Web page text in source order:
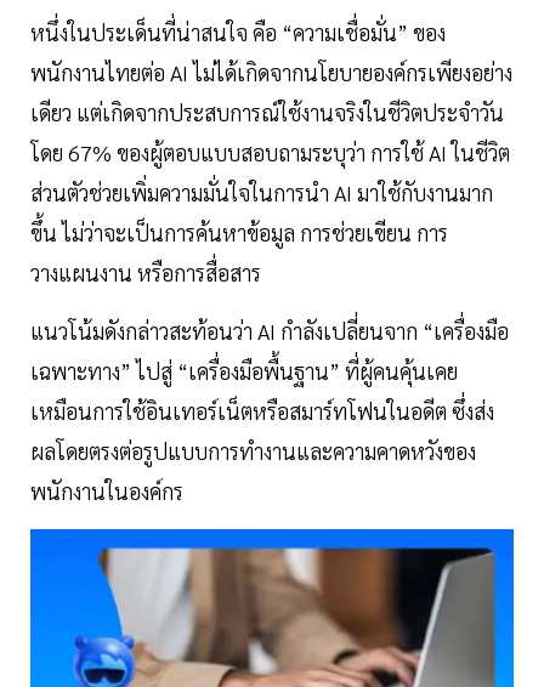
หนึ่งในประเด็นที่น่าสนใจ คือ “ความเชื่อมั่น” ของ
พนักงานไทยต่อ AI ไม่ได้เกิดจากนโยบายองค์กรเพียงอย่าง
เดียว แต่เกิดจากประสบการณ์ใช้งานจริงในชีวิตประจำวัน
โดย 67% ของผู้ตอบแบบสอบถามระบุว่า การใช้ AI ในชีวิต
ส่วนตัวช่วยเพิ่มความมั่นใจในการนำ AI มาใช้กับงานมาก
ขึ้น ไม่ว่าจะเป็นการค้นหาข้อมูล การช่วยเขียน การ
วางแผนงาน หรือการสื่อสาร
แนวโน้มดังกล่าวสะท้อนว่า AI กำลังเปลี่ยนจาก “เครื่องมือ
เฉพาะทาง” ไปสู่ “เครื่องมือพื้นฐาน” ที่ผู้คนคุ้นเคย
เหมือนการใช้อินเทอร์เน็ตหรือสมาร์ทโฟนในอดีต ซึ่งส่ง
ผลโดยตรงต่อรูปแบบการทำงานและความคาดหวังของ
พนักงานในองค์กร